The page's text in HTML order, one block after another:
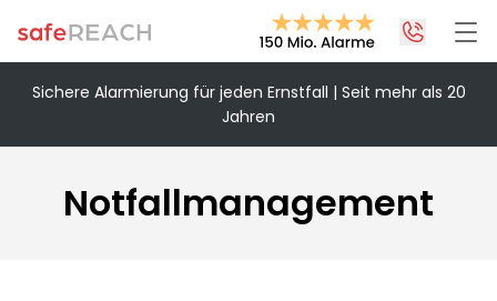
Zum Kontaktformular
Sichere Alarmierung für jeden Ernstfall | Seit mehr als 20
Jahren
Notfallmanagement